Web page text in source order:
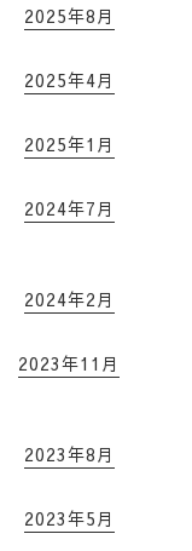
2025年8月
2025年4月
2025年1月
2024年7月
2024年2月
2023年11月
2023年8月
2023年5月